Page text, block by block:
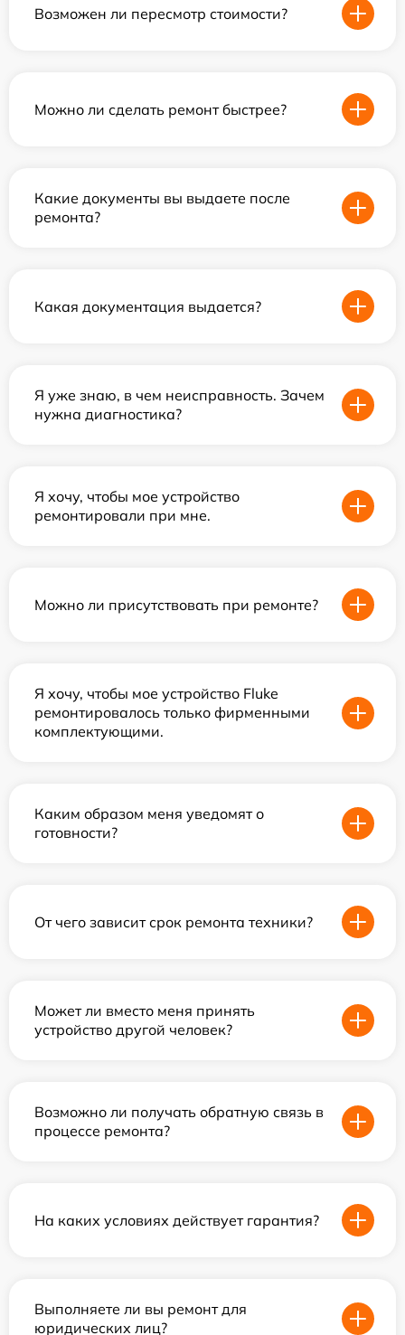
Возможен ли пересмотр стоимости?
Можно ли сделать ремонт быстрее?
Какие документы вы выдаете после
ремонта?
Какая документация выдается?
Я уже знаю, в чем неисправность. Зачем
нужна диагностика?
Я хочу, чтобы мое устройство
ремонтировали при мне.
Можно ли присутствовать при ремонте?
Я хочу, чтобы мое устройство Fluke
ремонтировалось только фирменными
комплектующими.
Каким образом меня уведомят о
готовности?
От чего зависит срок ремонта техники?
Может ли вместо меня принять
устройство другой человек?
Возможно ли получать обратную связь в
процессе ремонта?
На каких условиях действует гарантия?
Выполняете ли вы ремонт для
юридических лиц?